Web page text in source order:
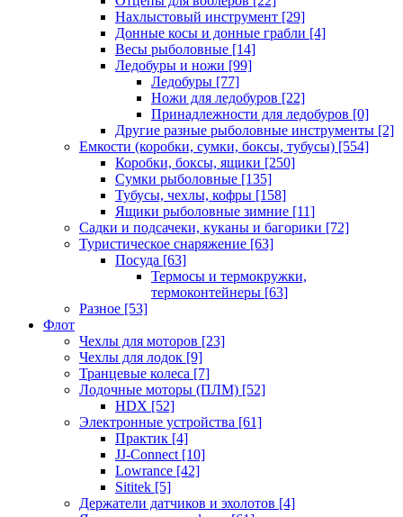
Нахлыстовый инструмент [29]
Донные косы и донные грабли [4]
Весы рыболовные [14]
Ледобуры и ножи [99]
Ледобуры [77]
Ножи для ледобуров [22]
Принадлежности для ледобуров [0]
Другие разные рыболовные инструменты [2]
Емкости (коробки, сумки, боксы, тубусы) [554]
Коробки, боксы, ящики [250]
Сумки рыболовные [135]
Тубусы, чехлы, кофры [158]
Ящики рыболовные зимние [11]
Садки и подсачеки, куканы и багорики [72]
Туристическое снаряжение [63]
Посуда [63]
Термосы и термокружки,
термоконтейнеры [63]
Разное [53]
Флот
Чехлы для моторов [23]
Чехлы для лодок [9]
Транцевые колеса [7]
Лодочные моторы (ПЛМ) [52]
HDX [52]
Электронные устройства [61]
Практик [4]
JJ-Connect [10]
Lowrance [42]
Sititek [5]
Держатели датчиков и эхолотов [4]